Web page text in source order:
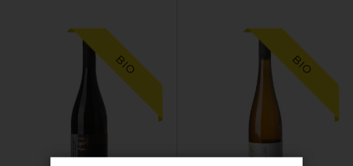
BIO BIO